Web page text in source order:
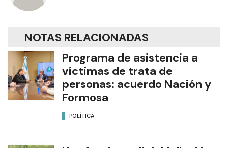
NOTAS RELACIONADAS
Programa de asistencia a
víctimas de trata de
personas: acuerdo Nación y
Formosa
POLÍTICA